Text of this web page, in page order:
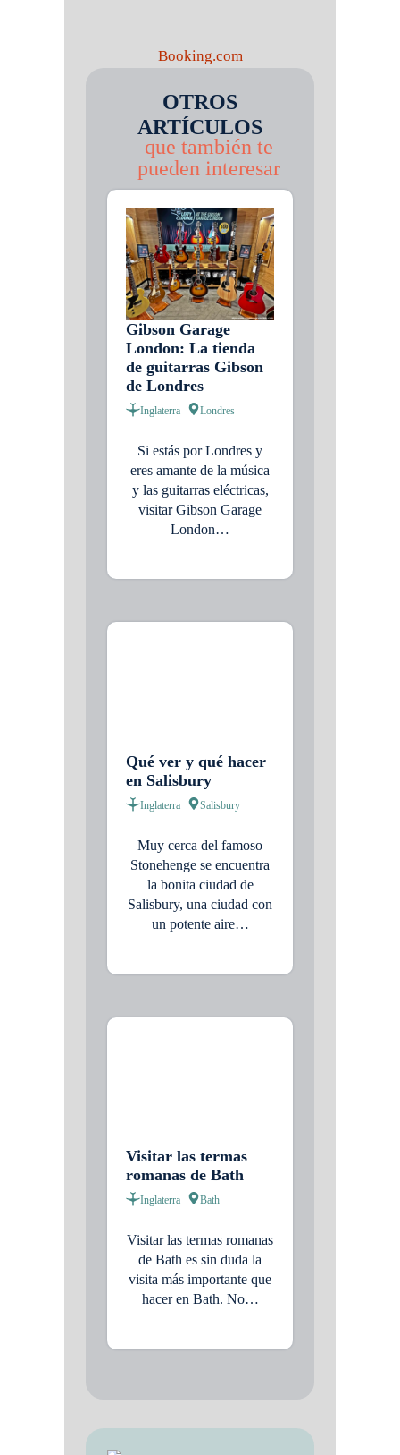
Booking.com
OTROS
ARTÍCULOS
que también te
pueden interesar
Gibson Garage
London: La tienda
de guitarras Gibson
de Londres
Inglaterra Londres
Si estás por Londres y
eres amante de la música
y las guitarras eléctricas,
visitar Gibson Garage
London…
Qué ver y qué hacer
en Salisbury
Inglaterra Salisbury
Muy cerca del famoso
Stonehenge se encuentra
la bonita ciudad de
Salisbury, una ciudad con
un potente aire…
Visitar las termas
romanas de Bath
Inglaterra Bath
Visitar las termas romanas
de Bath es sin duda la
visita más importante que
hacer en Bath. No…